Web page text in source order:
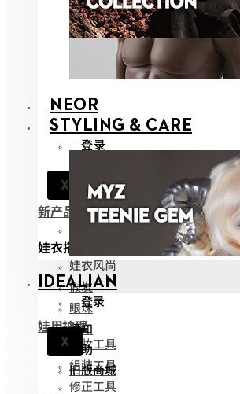
NEOR
STYLING & CARE
登录
X
帮助
新产品
查看全部
娃衣搭配
娃衣风尚
假发
眼珠
娃用护理
化妆工具
组装工具
修正工具
IDEALIAN
登录
X
通知
帮助
旧版商城